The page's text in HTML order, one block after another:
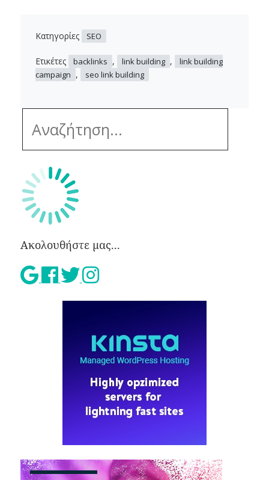
Κατηγορίες SEO
Ετικέτες backlinks , link building ,
link building
campaign , seo link building
Ακολουθήστε μας...